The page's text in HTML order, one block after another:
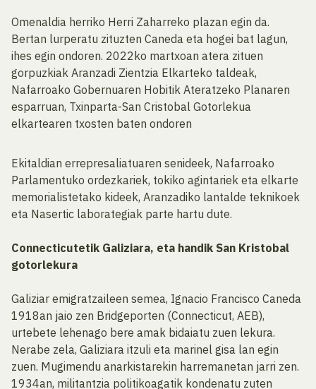
Omenaldia herriko Herri Zaharreko plazan egin da.
Bertan lurperatu zituzten Caneda eta hogei bat lagun,
ihes egin ondoren. 2022ko martxoan atera zituen
gorpuzkiak Aranzadi Zientzia Elkarteko taldeak,
Nafarroako Gobernuaren Hobitik Ateratzeko Planaren
esparruan, Txinparta-San Cristobal Gotorlekua
elkartearen txosten baten ondoren
Ekitaldian errepresaliatuaren senideek, Nafarroako
Parlamentuko ordezkariek, tokiko agintariek eta elkarte
memorialistetako kideek, Aranzadiko lantalde teknikoek
eta Nasertic laborategiak parte hartu dute.
Connecticutetik Galiziara, eta handik San Kristobal
gotorlekura
Galiziar emigratzaileen semea, Ignacio Francisco Caneda
1918an jaio zen Bridgeporten (Connecticut, AEB),
urtebete lehenago bere amak bidaiatu zuen lekura.
Nerabe zela, Galiziara itzuli eta marinel gisa lan egin
zuen. Mugimendu anarkistarekin harremanetan jarri zen.
1934an, militantzia politikoagatik kondenatu zuten